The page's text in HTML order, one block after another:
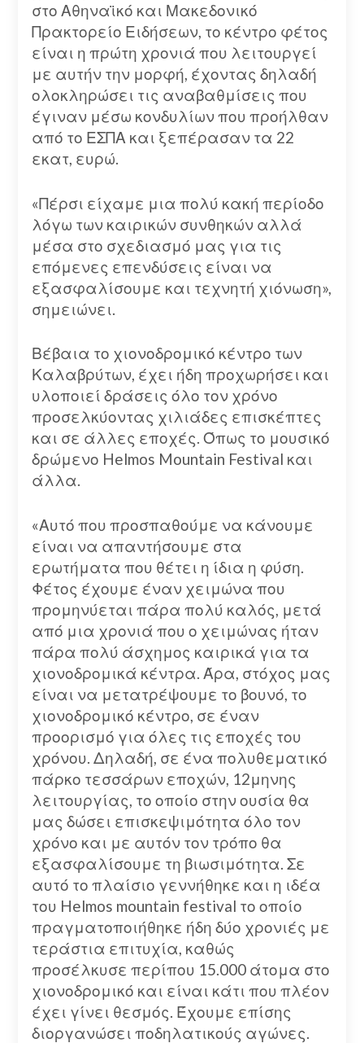
στο Αθηναϊκό και Μακεδονικό
Πρακτορείο Ειδήσεων, το κέντρο φέτος
είναι η πρώτη χρονιά που λειτουργεί
με αυτήν την μορφή, έχοντας δηλαδή
ολοκληρώσει τις αναβαθμίσεις που
έγιναν μέσω κονδυλίων που προήλθαν
από το ΕΣΠΑ και ξεπέρασαν τα 22
εκατ, ευρώ.
«Πέρσι είχαμε μια πολύ κακή περίοδο
λόγω των καιρικών συνθηκών αλλά
μέσα στο σχεδιασμό μας για τις
επόμενες επενδύσεις είναι να
εξασφαλίσουμε και τεχνητή χιόνωση»,
σημειώνει.
Βέβαια το χιονοδρομικό κέντρο των
Καλαβρύτων, έχει ήδη προχωρήσει και
υλοποιεί δράσεις όλο τον χρόνο
προσελκύοντας χιλιάδες επισκέπτες
και σε άλλες εποχές. Όπως το μουσικό
δρώμενο Helmos Mountain Festival και
άλλα.
«Αυτό που προσπαθούμε να κάνουμε
είναι να απαντήσουμε στα
ερωτήματα που θέτει η ίδια η φύση.
Φέτος έχουμε έναν χειμώνα που
προμηνύεται πάρα πολύ καλός, μετά
από μια χρονιά που ο χειμώνας ήταν
πάρα πολύ άσχημος καιρικά για τα
χιονοδρομικά κέντρα. Άρα, στόχος μας
είναι να μετατρέψουμε το βουνό, το
χιονοδρομικό κέντρο, σε έναν
προορισμό για όλες τις εποχές του
χρόνου. Δηλαδή, σε ένα πολυθεματικό
πάρκο τεσσάρων εποχών, 12μηνης
λειτουργίας, το οποίο στην ουσία θα
μας δώσει επισκεψιμότητα όλο τον
χρόνο και με αυτόν τον τρόπο θα
εξασφαλίσουμε τη βιωσιμότητα. Σε
αυτό το πλαίσιο γεννήθηκε και η ιδέα
του Helmos mountain festival το οποίο
πραγματοποιήθηκε ήδη δύο χρονιές με
τεράστια επιτυχία, καθώς
προσέλκυσε περίπου 15.000 άτομα στο
χιονοδρομικό και είναι κάτι που πλέον
έχει γίνει θεσμός. Έχουμε επίσης
διοργανώσει ποδηλατικούς αγώνες.